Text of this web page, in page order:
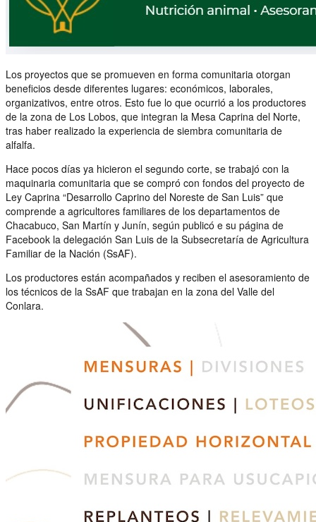
Los proyectos que se promueven en forma comunitaria otorgan
beneficios desde diferentes lugares: económicos, laborales,
organizativos, entre otros. Esto fue lo que ocurrió a los productores
de la zona de Los Lobos, que integran la Mesa Caprina del Norte,
tras haber realizado la experiencia de siembra comunitaria de
alfalfa.
Hace pocos días ya hicieron el segundo corte, se trabajó con la
maquinaria comunitaria que se compró con fondos del proyecto de
Ley Caprina “Desarrollo Caprino del Noreste de San Luis” que
comprende a agricultores familiares de los departamentos de
Chacabuco, San Martín y Junín, según publicó e su página de
Facebook la delegación San Luis de la Subsecretaría de Agricultura
Familiar de la Nación (SsAF).
Los productores están acompañados y reciben el asesoramiento de
los técnicos de la SsAF que trabajan en la zona del Valle del
Conlara.